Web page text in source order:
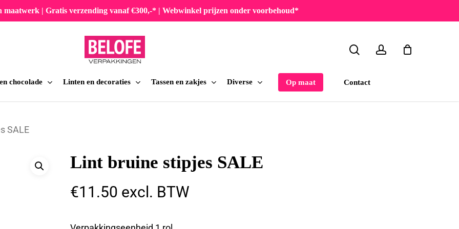
maatwerk | Gratis verzending vanaf €300,-* | Webwinkel prijzen onder voorbehoud*
chocolade Linten en decoraties Tassen en zakjes Diverse Op maat Contact
SALE
Lint bruine stipjes SALE
€11.50 excl. BTW